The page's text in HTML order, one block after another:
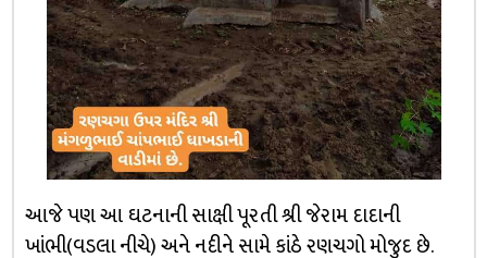
આજે પણ આ ઘટનાની સાક્ષી પૂરતી શ્રી જેરામ દાદાની
ખાંભી(વડલા નીચે) અને નદીને સામે કાંઠે રણચગો મોજુદ છે.